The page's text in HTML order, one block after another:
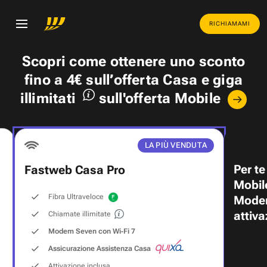
RICHIAMAMI
Scopri come ottenere uno sconto
fino a 4€ sull’offerta Casa egiga
illimitati
sull'offerta Mobile
LA PIÙ VENDUTA
Fastweb Casa Pro
Fibra Ultraveloce
Chiamate illimitate
Modem Seven con Wi‑Fi 7
Assicurazione Assistenza Casa
Per